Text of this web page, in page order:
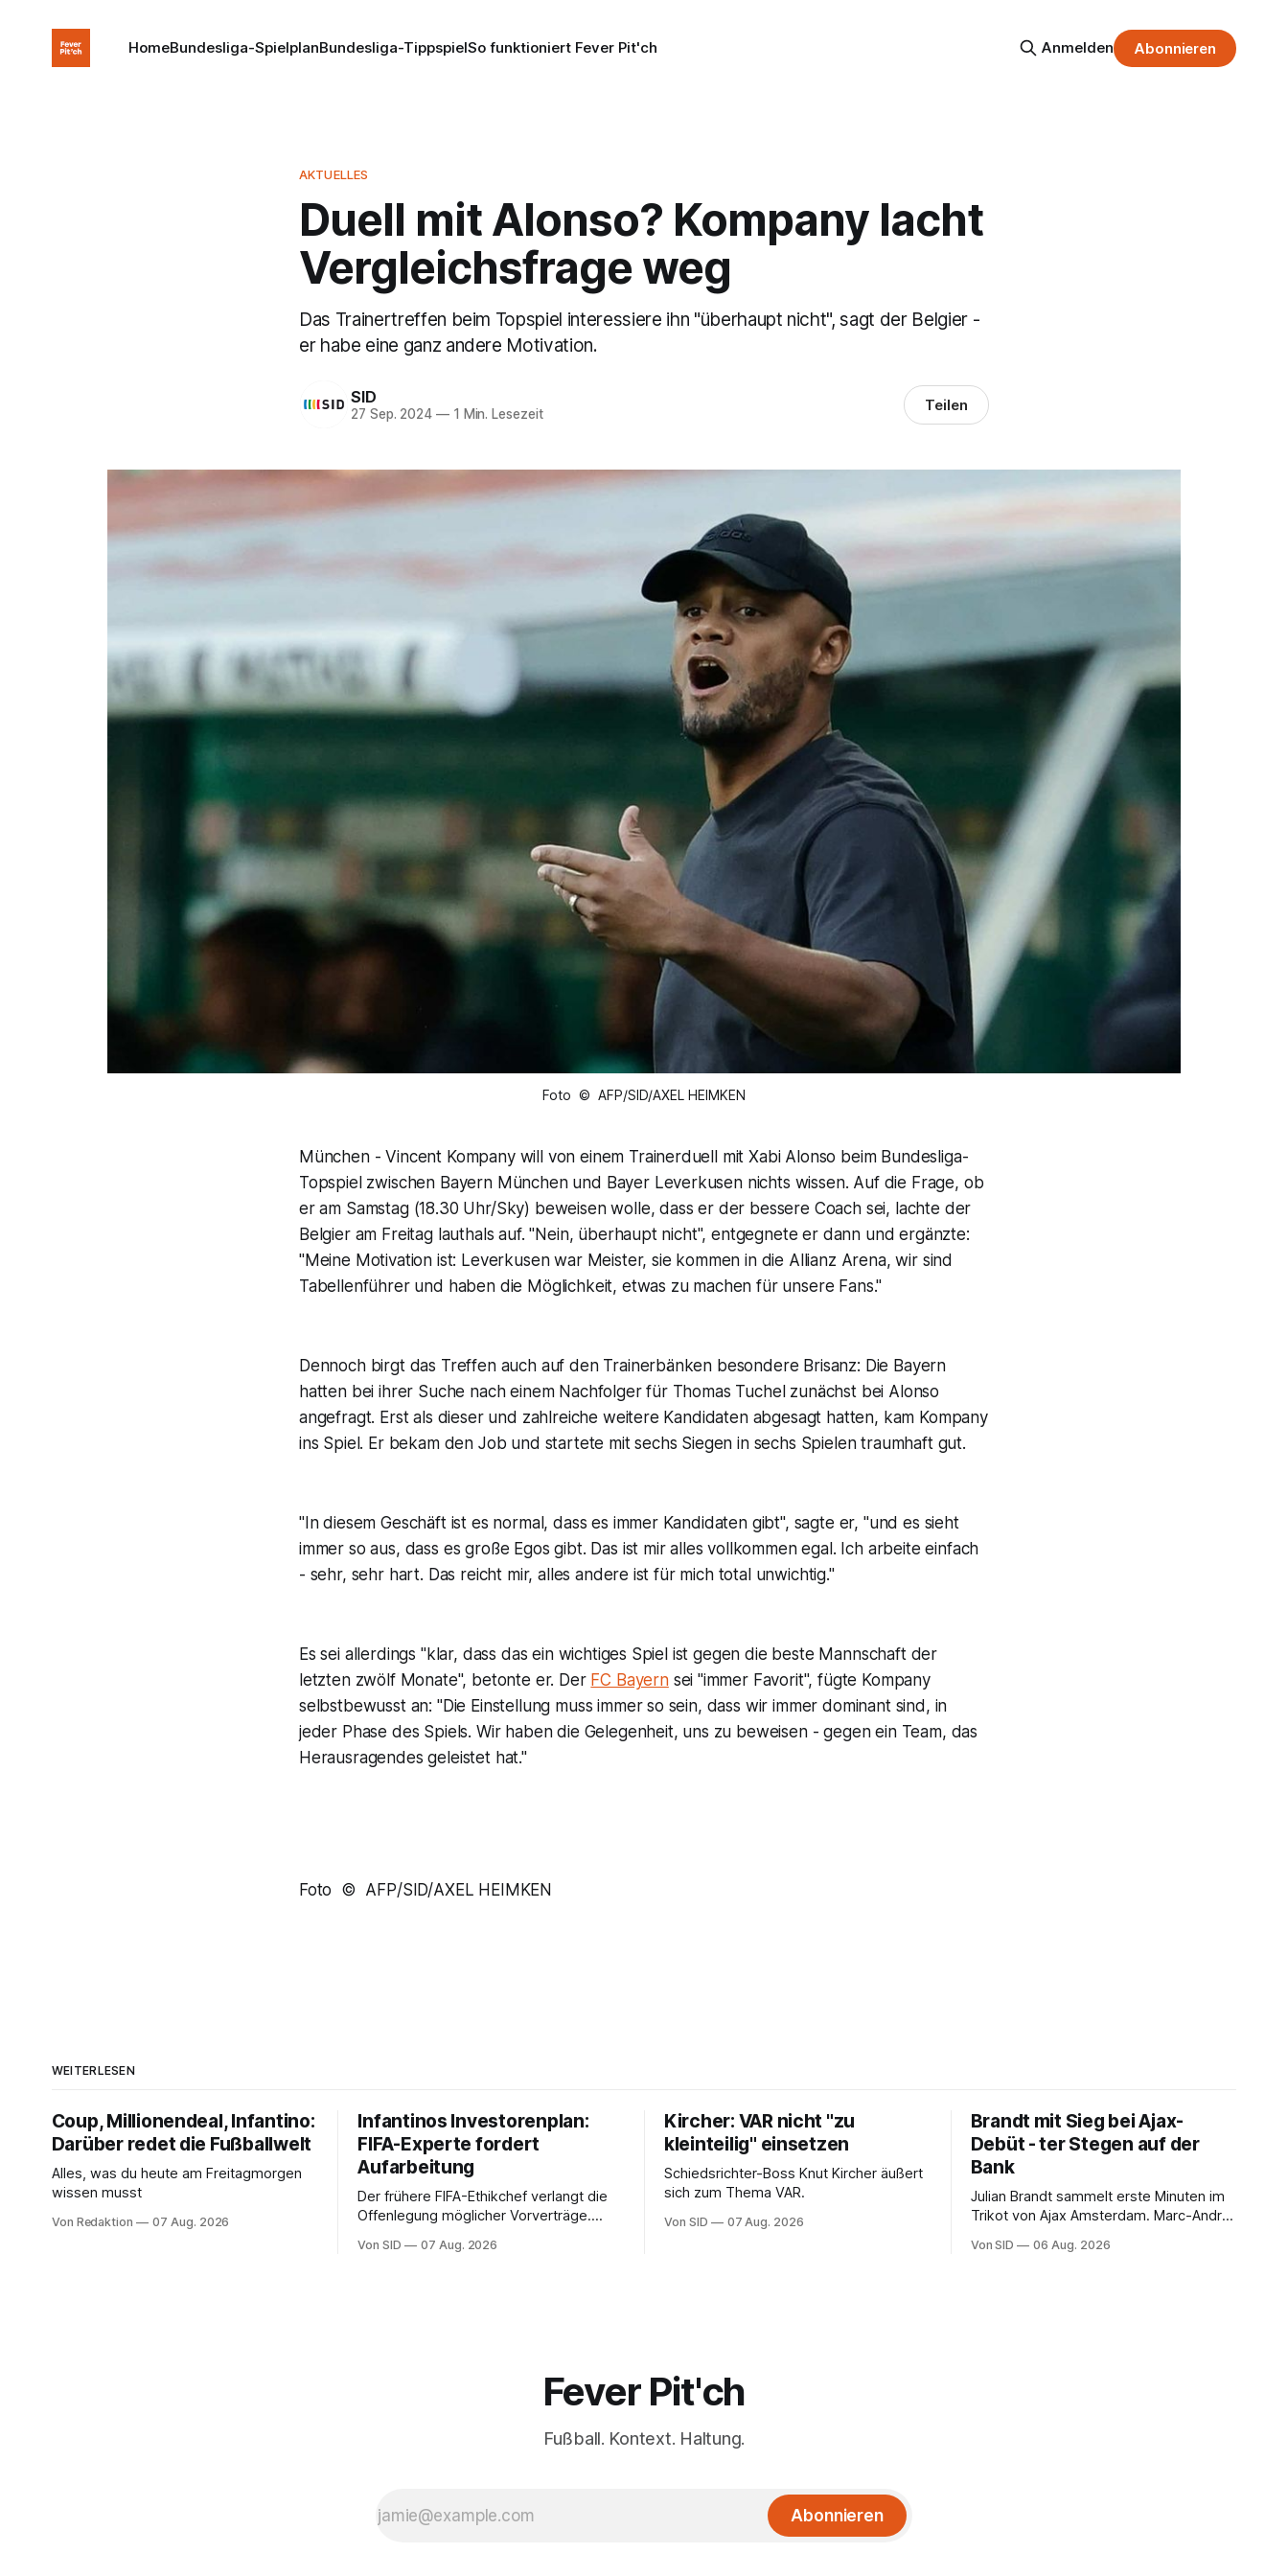
HomeBundesliga-SpielplanBundesliga-TippspielSo funktioniert Fever Pit'ch Anmelden Abonnieren
AKTUELLES
Duell mit Alonso? Kompany lacht
Vergleichsfrage weg
Das Trainertreffen beim Topspiel interessiere ihn "überhaupt nicht", sagt der Belgier -
er habe eine ganz andere Motivation.
SID
27 Sep. 2024 —1 Min. Lesezeit Teilen
Foto © AFP/SID/AXEL HEIMKEN
München - Vincent Kompany will von einem Trainerduell mit Xabi Alonso beim Bundesliga-
Topspiel zwischen Bayern München und Bayer Leverkusen nichts wissen. Auf die Frage, ob
er am Samstag (18.30 Uhr/Sky) beweisen wolle, dass er der bessere Coach sei, lachte der
Belgier am Freitag lauthals auf. "Nein, überhaupt nicht", entgegnete er dann und ergänzte:
"Meine Motivation ist: Leverkusen war Meister, sie kommen in die Allianz Arena, wir sind
Tabellenführer und haben die Möglichkeit, etwas zu machen für unsere Fans."
Dennoch birgt das Treffen auch auf den Trainerbänken besondere Brisanz: Die Bayern
hatten bei ihrer Suche nach einem Nachfolger für Thomas Tuchel zunächst bei Alonso
angefragt. Erst als dieser und zahlreiche weitere Kandidaten abgesagt hatten, kam Kompany
ins Spiel. Er bekam den Job und startete mit sechs Siegen in sechs Spielen traumhaft gut.
"In diesem Geschäft ist es normal, dass es immer Kandidaten gibt", sagte er, "und es sieht
immer so aus, dass es große Egos gibt. Das ist mir alles vollkommen egal. Ich arbeite einfach
- sehr, sehr hart. Das reicht mir, alles andere ist für mich total unwichtig."
Es sei allerdings "klar, dass das ein wichtiges Spiel ist gegen die beste Mannschaft der
letzten zwölf Monate", betonte er. Der FC Bayernsei "immer Favorit", fügte Kompany
selbstbewusst an: "Die Einstellung muss immer so sein, dass wir immer dominant sind, in
jeder Phase des Spiels. Wir haben die Gelegenheit, uns zu beweisen - gegen ein Team, das
Herausragendes geleistet hat."
Foto © AFP/SID/AXEL HEIMKEN
WEITERLESEN
Coup, Millionendeal, Infantino:
Darüber redet die Fußballwelt
Alles, was du heute am Freitagmorgen
wissen musst
Von Redaktion 07 Aug. 2026
Infantinos Investorenplan:
FIFA-Experte fordert
Aufarbeitung
Der frühere FIFA-Ethikchef verlangt die
Offenlegung möglicher Vorverträge.
Infantinos Rolle entscheidend sein.
Von SID 07 Aug. 2026
Kircher: VAR nicht "zu
kleinteilig" einsetzen
Schiedsrichter-Boss Knut Kircher äußert
sich zum Thema VAR.
Von SID 07 Aug. 2026
Brandt mit Sieg bei Ajax-
Debüt - ter Stegen auf der
Bank
Julian Brandt sammelt erste Minuten im
Trikot von Ajax Amsterdam. Marc-André
Von SID 06 Aug. 2026
Fever Pit'ch
Fußball. Kontext. Haltung.
Abonnieren